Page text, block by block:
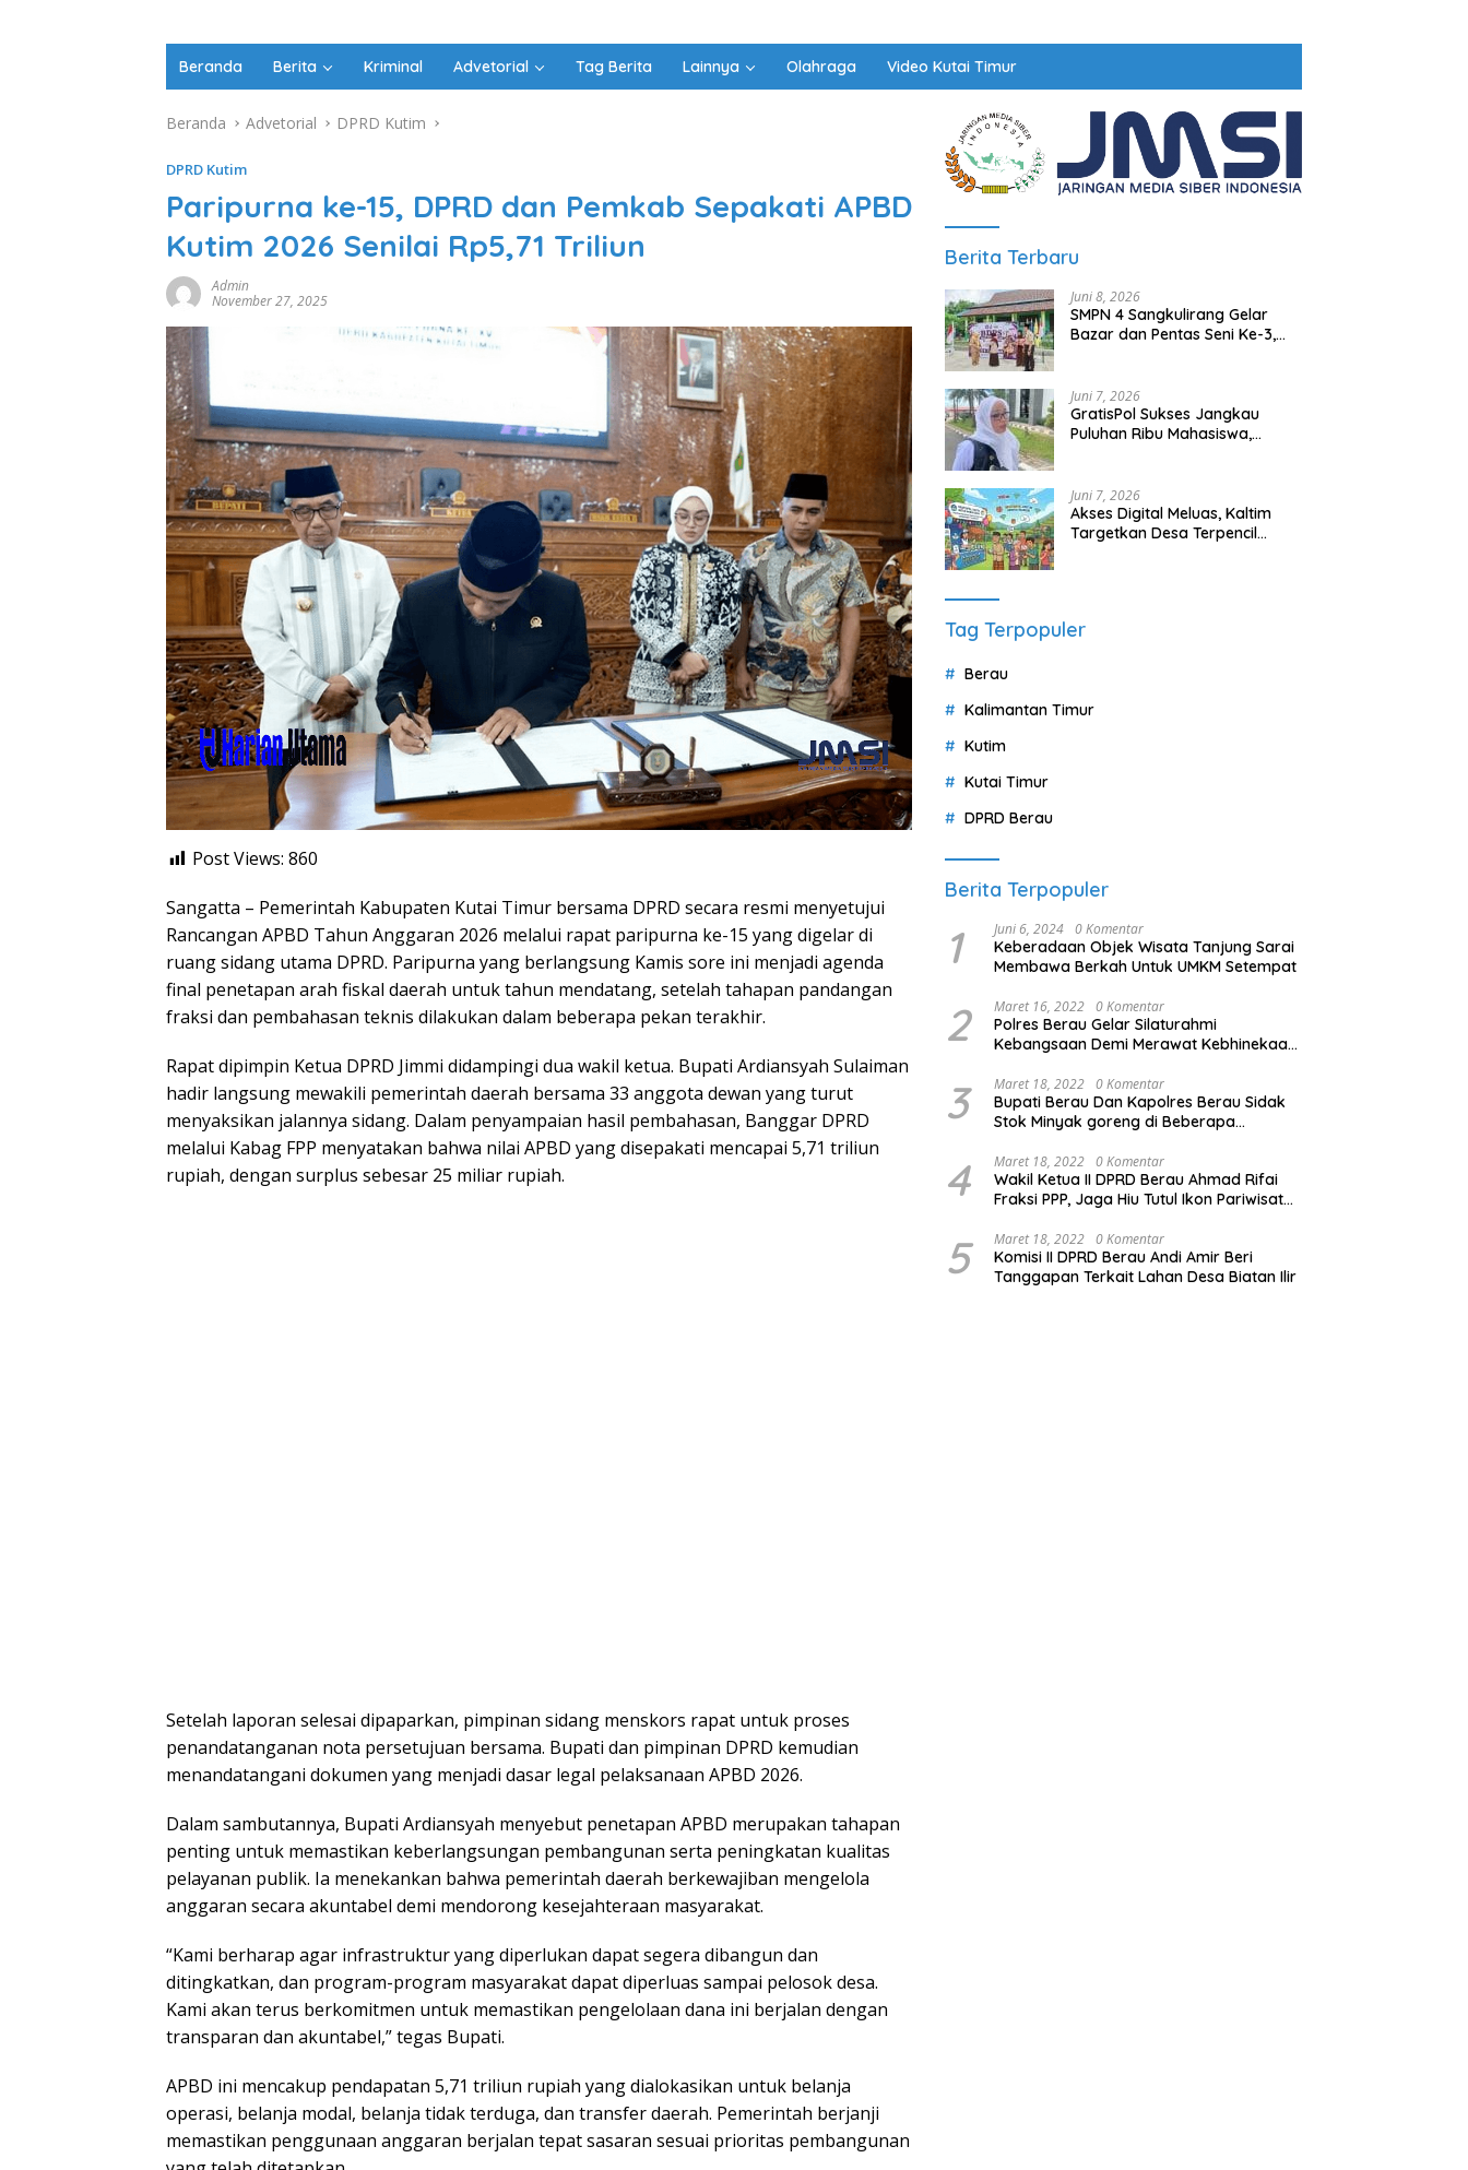
Beranda Berita Kriminal Advetorial Tag Berita Lainnya Olahraga Video Kutai Timur
Beranda Advetorial DPRD Kutim
DPRD Kutim
Paripurna ke-15, DPRD dan Pemkab Sepakati APBD
Kutim 2026 Senilai Rp5,71 Triliun
Admin
November 27, 2025
Post Views: 860
Sangatta – Pemerintah Kabupaten Kutai Timur bersama DPRD secara resmi menyetujui
Rancangan APBD Tahun Anggaran 2026 melalui rapat paripurna ke-15 yang digelar di
ruang sidang utama DPRD. Paripurna yang berlangsung Kamis sore ini menjadi agenda
final penetapan arah fiskal daerah untuk tahun mendatang, setelah tahapan pandangan
fraksi dan pembahasan teknis dilakukan dalam beberapa pekan terakhir.
Rapat dipimpin Ketua DPRD Jimmi didampingi dua wakil ketua. Bupati Ardiansyah Sulaiman
hadir langsung mewakili pemerintah daerah bersama 33 anggota dewan yang turut
menyaksikan jalannya sidang. Dalam penyampaian hasil pembahasan, Banggar DPRD
melalui Kabag FPP menyatakan bahwa nilai APBD yang disepakati mencapai 5,71 triliun
rupiah, dengan surplus sebesar 25 miliar rupiah.
Setelah laporan selesai dipaparkan, pimpinan sidang menskors rapat untuk proses
penandatanganan nota persetujuan bersama. Bupati dan pimpinan DPRD kemudian
menandatangani dokumen yang menjadi dasar legal pelaksanaan APBD 2026.
Dalam sambutannya, Bupati Ardiansyah menyebut penetapan APBD merupakan tahapan
penting untuk memastikan keberlangsungan pembangunan serta peningkatan kualitas
pelayanan publik. Ia menekankan bahwa pemerintah daerah berkewajiban mengelola
anggaran secara akuntabel demi mendorong kesejahteraan masyarakat.
“Kami berharap agar infrastruktur yang diperlukan dapat segera dibangun dan
ditingkatkan, dan program-program masyarakat dapat diperluas sampai pelosok desa.
Kami akan terus berkomitmen untuk memastikan pengelolaan dana ini berjalan dengan
transparan dan akuntabel,” tegas Bupati.
APBD ini mencakup pendapatan 5,71 triliun rupiah yang dialokasikan untuk belanja
operasi, belanja modal, belanja tidak terduga, dan transfer daerah. Pemerintah berjanji
memastikan penggunaan anggaran berjalan tepat sasaran sesuai prioritas pembangunan
Berita Terbaru
Juni 8, 2026
SMPN 4 Sangkulirang Gelar
Bazar dan Pentas Seni Ke-3,
Juni 7, 2026
GratisPol Sukses Jangkau
Puluhan Ribu Mahasiswa,
Juni 7, 2026
Akses Digital Meluas, Kaltim
Targetkan Desa Terpencil
Tag Terpopuler
Berau
Kalimantan Timur
Kutim
Kutai Timur
DPRD Berau
Berita Terpopuler
1 Juni 6, 2024 0 Komentar
Keberadaan Objek Wisata Tanjung Sarai
Membawa Berkah Untuk UMKM Setempat
2 Maret 16, 2022 0 Komentar
Polres Berau Gelar Silaturahmi
Kebangsaan Demi Merawat Kebhinekaan
3 Maret 18, 2022 0 Komentar
Bupati Berau Dan Kapolres Berau Sidak
Stok Minyak goreng di Beberapa
4 Maret 18, 2022 0 Komentar
Wakil Ketua II DPRD Berau Ahmad Rifai
Fraksi PPP, Jaga Hiu Tutul Ikon Pariwisata
5 Maret 18, 2022 0 Komentar
Komisi II DPRD Berau Andi Amir Beri
Tanggapan Terkait Lahan Desa Biatan Ilir